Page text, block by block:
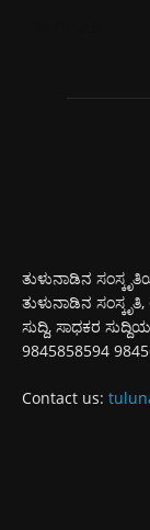
ತುಳುನಾಡಿನ
ತುಳುನಾಡಿನ
ಸುದ್ದಿ, ಸಾಧಕರ
9845858594
Contact us: